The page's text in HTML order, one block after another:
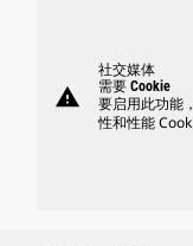
warning
社交媒体
需要 Cookie
要启用此功能
性和性能